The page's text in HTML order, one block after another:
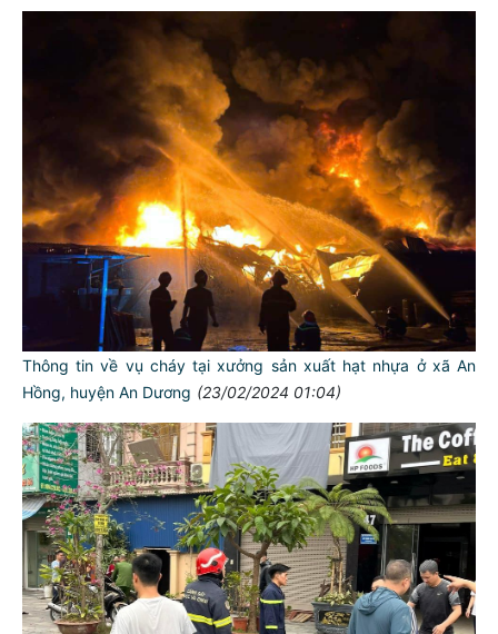
Thông tin về vụ cháy tại xưởng sản xuất hạt nhựa ở xã An
Hồng, huyện An Dương (23/02/2024 01:04)